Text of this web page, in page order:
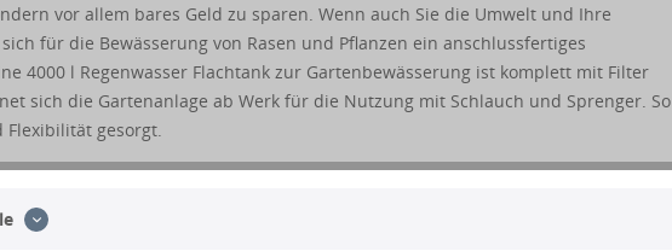
vor allem bares Geld zu sparen. Wenn auch Sie die Umwelt und Ihre
für die Bewässerung von Rasen und Pflanzen ein anschlussfertiges
4000 l Regenwasser Flachtank zur Gartenbewässerung ist komplett mit Filter
sich die Gartenanlage ab Werk für die Nutzung mit Schlauch und Sprenger. So
gesorgt.
Der 4000 l Regenwasserflachtank aus Kunststoff
flach verbaut. Daraus ergeben sich zahlreiche Vorteile: Da für die Baugrube